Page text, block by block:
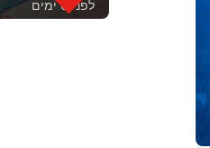
לפני 6 ימים